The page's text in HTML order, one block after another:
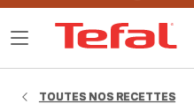
Ouvrir
TOUTES NOS RECETTES